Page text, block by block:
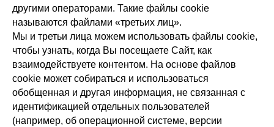
другими операторами. Такие файлы cookie
называются файлами «третьих лиц».
Мы и третьи лица можем использовать файлы cookie,
чтобы узнать, когда Вы посещаете Сайт, как
взаимодействуете контентом. На основе файлов
cookie может собираться и использоваться
обобщенная и другая информация, не связанная с
идентификацией отдельных пользователей
(например, об операционной системе, версии